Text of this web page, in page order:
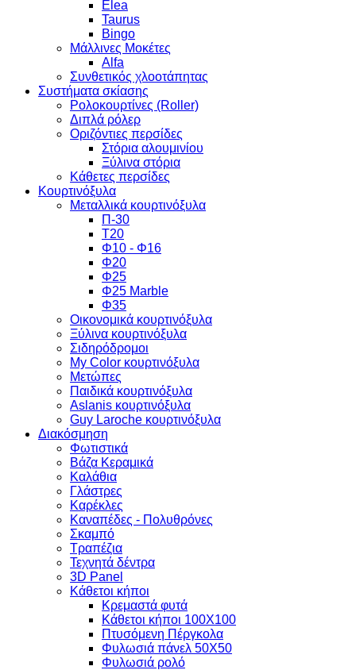
Elea
Taurus
Bingo
Μάλλινες Μοκέτες
Alfa
Συνθετικός χλοοτάπητας
Συστήματα σκίασης
Ρολοκουρτίνες (Roller)
Διπλά ρόλερ
Οριζόντιες περσίδες
Στόρια αλουμινίου
Ξύλινα στόρια
Κάθετες περσίδες
Κουρτινόξυλα
Μεταλλικά κουρτινόξυλα
Π-30
Τ20
Φ10 - Φ16
Φ20
Φ25
Φ25 Marble
Φ35
Οικονομικά κουρτινόξυλα
Ξύλινα κουρτινόξυλα
Σιδηρόδρομοι
My Color κουρτινόξυλα
Μετώπες
Παιδικά κουρτινόξυλα
Aslanis κουρτινόξυλα
Guy Laroche κουρτινόξυλα
Διακόσμηση
Φωτιστικά
Βάζα Κεραμικά
Καλάθια
Γλάστρες
Καρέκλες
Καναπέδες - Πολυθρόνες
Σκαμπό
Τραπέζια
Τεχνητά δέντρα
3D Panel
Κάθετοι κήποι
Κρεμαστά φυτά
Κάθετοι κήποι 100Χ100
Πτυσόμενη Πέργκολα
Φυλωσιά πάνελ 50Χ50
Φυλωσιά ρολό